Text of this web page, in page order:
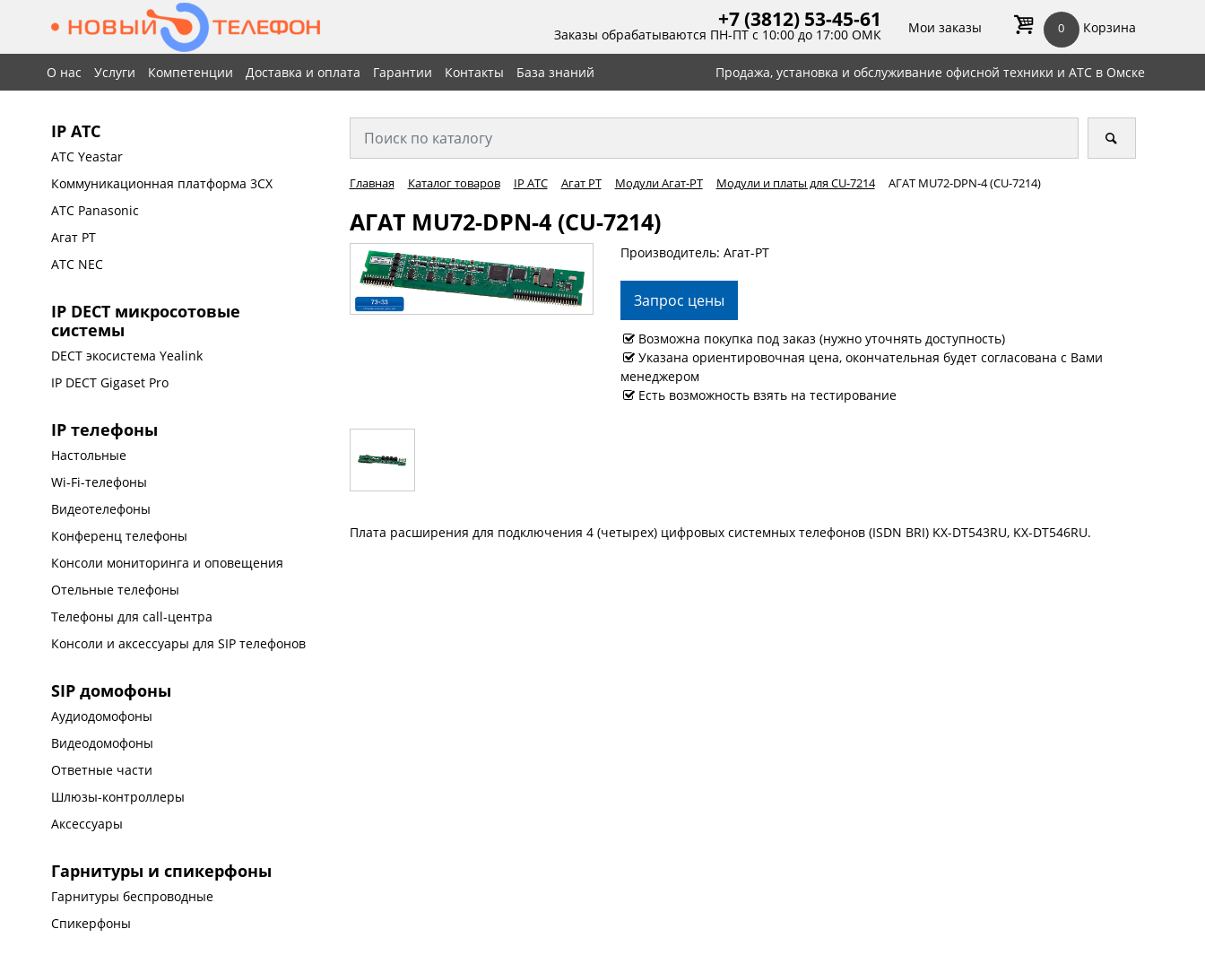
+7 (3812) 53-45-61
Заказы обрабатываются ПН-ПТ с 10:00 до 17:00 ОМК Мои заказы 0 Корзина
О нас Услуги Компетенции Доставка и оплата Гарантии Контакты База знаний Продажа, установка и обслуживание офисной техники и АТС в Омске
IP АТС
АТС Yeastar
Коммуникационная платформа 3CX
АТС Panasonic
Агат РТ
АТС NEC
IP DECT микросотовые
системы
DECT экосистема Yealink
IP DECT Gigaset Pro
IP телефоны
Настольные
Wi-Fi-телефоны
Видеотелефоны
Конференц телефоны
Консоли мониторинга и оповещения
Отельные телефоны
Телефоны для call-центра
Консоли и аксессуары для SIP телефонов
SIP домофоны
Аудиодомофоны
Видеодомофоны
Ответные части
Шлюзы-контроллеры
Аксессуары
Гарнитуры и спикерфоны
Гарнитуры беспроводные
Спикерфоны
Главная Каталог товаров IP АТС Агат РТ Модули Агат-РТ Модули и платы для CU-7214 АГАТ MU72-DPN-4 (CU-7214)
АГАТ MU72-DPN-4 (CU-7214)
Производитель: Агат-РТ
Запрос цены
Возможна покупка под заказ (нужно уточнять доступность)
Указана ориентировочная цена, окончательная будет согласована с Вами
менеджером
Есть возможность взять на тестирование
Плата расширения для подключения 4 (четырех) цифровых системных телефонов (ISDN BRI) KX-DT543RU, KX-DT546RU.